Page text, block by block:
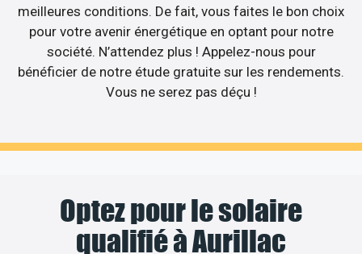
meilleures conditions. De fait, vous faites le bon choix
pour votre avenir énergétique en optant pour notre
société. N’attendez plus ! Appelez-nous pour
bénéficier de notre étude gratuite sur les rendements.
Vous ne serez pas déçu !
Optez pour le solaire
qualifié à Aurillac